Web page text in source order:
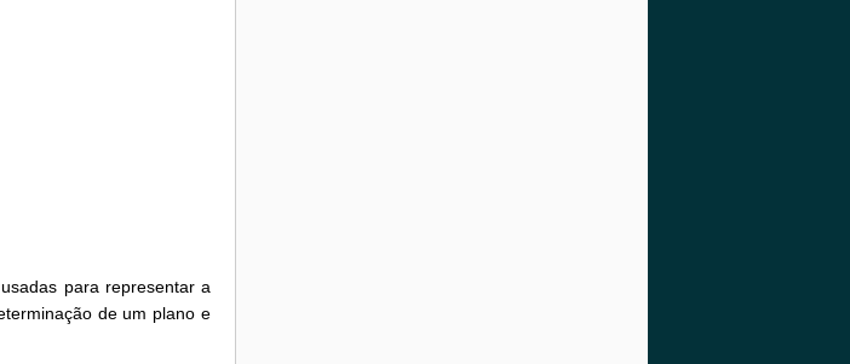
para representar a
de um plano e